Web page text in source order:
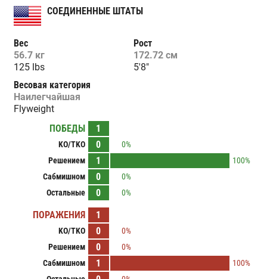
СОЕДИНЕННЫЕ ШТАТЫ
Вес
56.7 кг
125 lbs
Рост
172.72 см
5'8"
Весовая категория
Наилегчайшая
Flyweight
ПОБЕДЫ
1
KO/TKO 0
0%
Решением
1
100%
Сабмишном
0
0%
Остальные
0 0%
ПОРАЖЕНИЯ 1
KO/TKO 0
0%
Решением
0
0%
Сабмишном
1
100%